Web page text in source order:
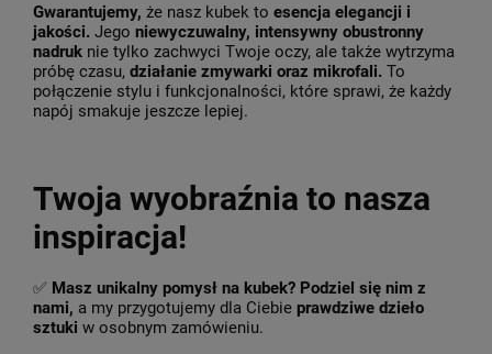
Gwarantujemy, że nasz kubek to esencja elegancji i
jakości. Jego niewyczuwalny, intensywny obustronny
nadruk nie tylko zachwyci Twoje oczy, ale także wytrzyma
próbę czasu, działanie zmywarki oraz mikrofali. To
połączenie stylu i funkcjonalności, które sprawi, że każdy
napój smakuje jeszcze lepiej.
Twoja wyobraźnia to nasza
inspiracja!
✅ Masz unikalny pomysł na kubek? Podziel się nim z
nami, a my przygotujemy dla Ciebie prawdziwe dzieło
sztuki w osobnym zamówieniu.